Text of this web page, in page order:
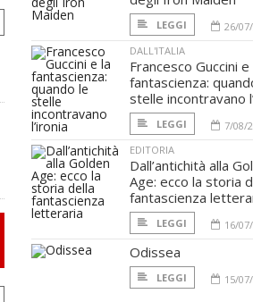
LEGGI
26/
DALL'ITALIA
Francesco Guccini e
fantascienza:
stelle incontravano
LEGGI
7/08/
EDITORIA
Dall’antichità alla
Age: ecco la storia
fantascienza
LEGGI 16/
Odissea
LEGGI 15/